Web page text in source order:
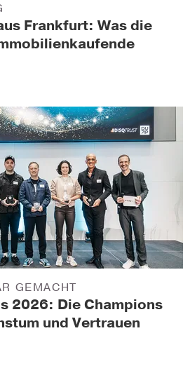
Frankfurt: Was die
2026: Die Champions
und Vertrauen
GEMACHT